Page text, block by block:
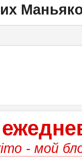
- мой